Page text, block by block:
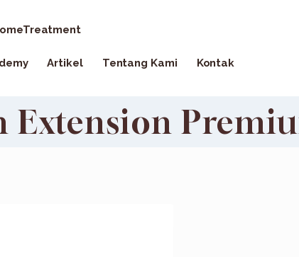
Artikel Tentang Kami Kontak
Extension